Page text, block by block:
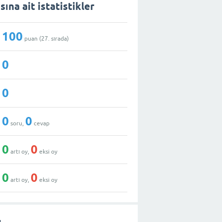
ait istatistikler
100 puan (27 . sırada)
0
0
0 soru,0 cevap
0 artı oy,0 eksi oy
0 artı oy,0 eksi oy